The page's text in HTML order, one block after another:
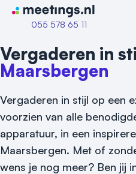
Naar home van Meetings
055 578 65 11
Vraag locatie aan
Vergaderen in
Maarsbergen
Vergaderen in stijl op een
voorzien van alle
apparatuur, in een
Maarsbergen. Met of
wens je nog meer? Ben jij